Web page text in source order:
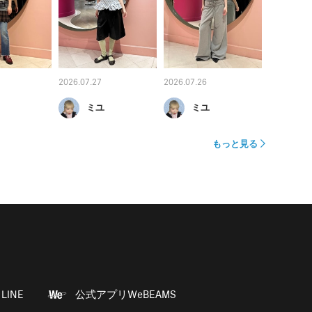
2026.07.27
ミユ
2026.07.26
ミユ
もっと見る
LINE 公式アプリWeBEAMS